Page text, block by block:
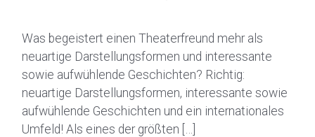
Was begeistert einen Theaterfreund mehr als
neuartige Darstellungsformen und interessante
sowie aufwühlende Geschichten? Richtig:
neuartige Darstellungsformen, interessante sowie
aufwühlende Geschichten und ein internationales
Umfeld! Als eines der größten […]